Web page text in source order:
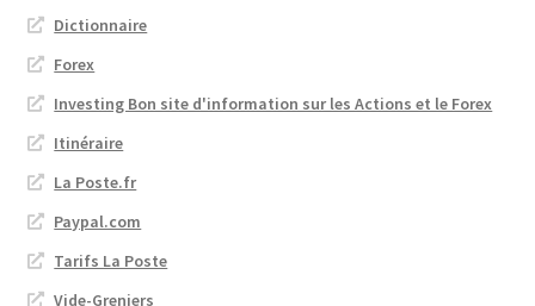
Dictionnaire
Forex
Investing Bon site d'information sur les Actions et le Forex
Itinéraire
La Poste.fr
Paypal.com
Tarifs La Poste
Vide-Greniers